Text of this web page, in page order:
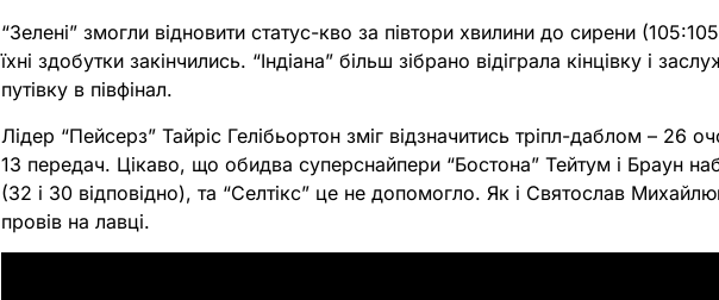
“Зелені” змогли відновити статус-кво за півтори хвилини до сирени
їхні здобутки закінчились. “Індіана” більш зібрано відіграла кінцівку і
путівку в півфінал.
Лідер “Пейсерз” Тайріс Гелібьортон зміг відзначитись тріпл-даблом – 26
13 передач. Цікаво, що обидва суперснайпери “Бостона” Тейтум і Браун
(32 і 30 відповідно), та “Селтікс” це не допомогло. Як і Святослав
провів на лавці.